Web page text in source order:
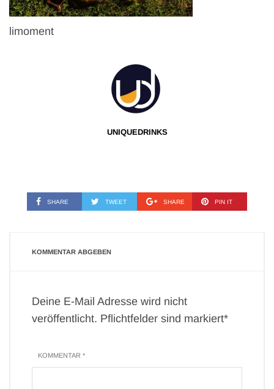
limoment
UNIQUEDRINKS
SHARE TWEET SHARE PIN IT
KOMMENTAR ABGEBEN
Deine E-Mail Adresse wird nicht
veröffentlicht. Pflichtfelder sind markiert*
KOMMENTAR *